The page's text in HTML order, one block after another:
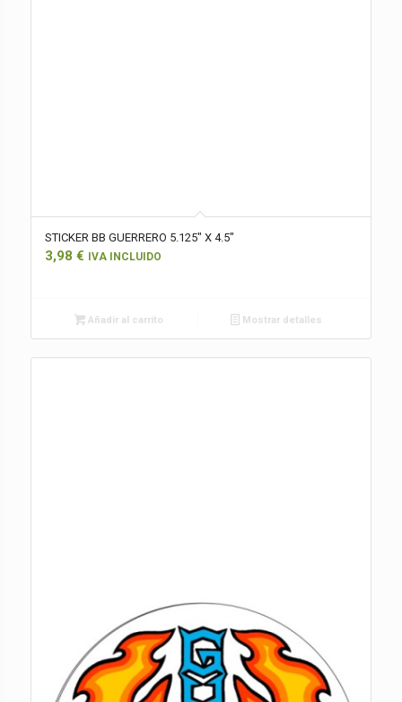
STICKER BB GUERRERO 5.125″ X 4.5″
3,98 € IVA INCLUIDO
Añadir al carrito Mostrar detalles